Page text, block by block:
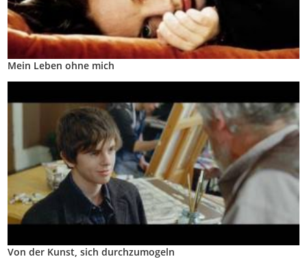
Mein Leben ohne mich
Von der Kunst, sich durchzumogeln